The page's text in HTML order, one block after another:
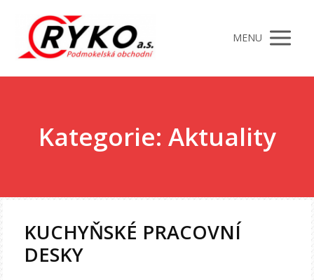
MENU
Kategorie: Aktuality
KUCHYŇSKÉ PRACOVNÍ
DESKY